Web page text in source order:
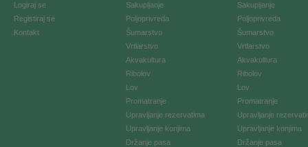
Logiraj se
Registiraj se
Kontakt
Sakupljanje
Poljoprivreda
Šumarstvo
Vrtlarstvo
Akvakultura
Ribolov
Lov
Promatranje
Upravljanje rezervatima
Upravljanje konjima
Držanje pasa
Sakupljanje
Poljoprivreda
Šumarstvo
Vrtlarstvo
Akvakultura
Ribolov
Lov
Promatranje
Upravljanje
Upravljanje konjima
Držanje pasa